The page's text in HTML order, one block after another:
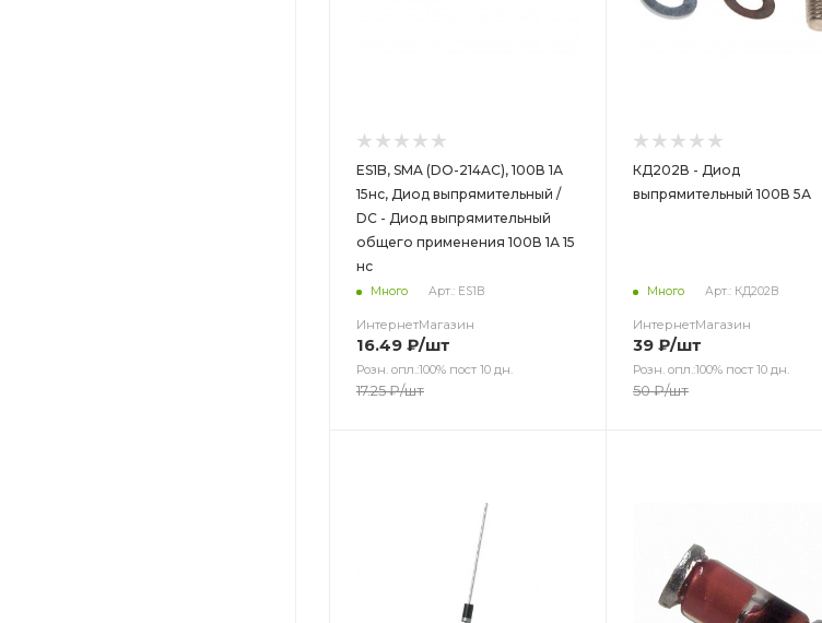
ES1B, SMA (DO-214AC), 100В 1А
15нс, Диод выпрямительный /
DC - Диод выпрямительный
общего применения 100В 1А 15
нс
Много Арт.: ES1B
ИнтернетМагазин
16.49 ₽/шт
Розн. опл.:100% пост 10 дн.
17.25₽/шт
КД202В - Диод
выпрямительный 100В 5А
Много Арт.: КД202В
ИнтернетМагазин
39 ₽/шт
Розн. опл.:100% пост 10 дн.
50₽/шт